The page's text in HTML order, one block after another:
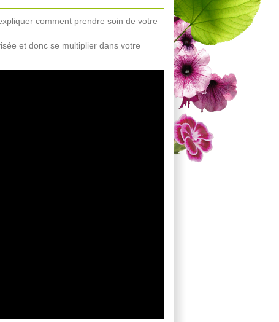
comment prendre soin de votre
et donc se multiplier dans votre